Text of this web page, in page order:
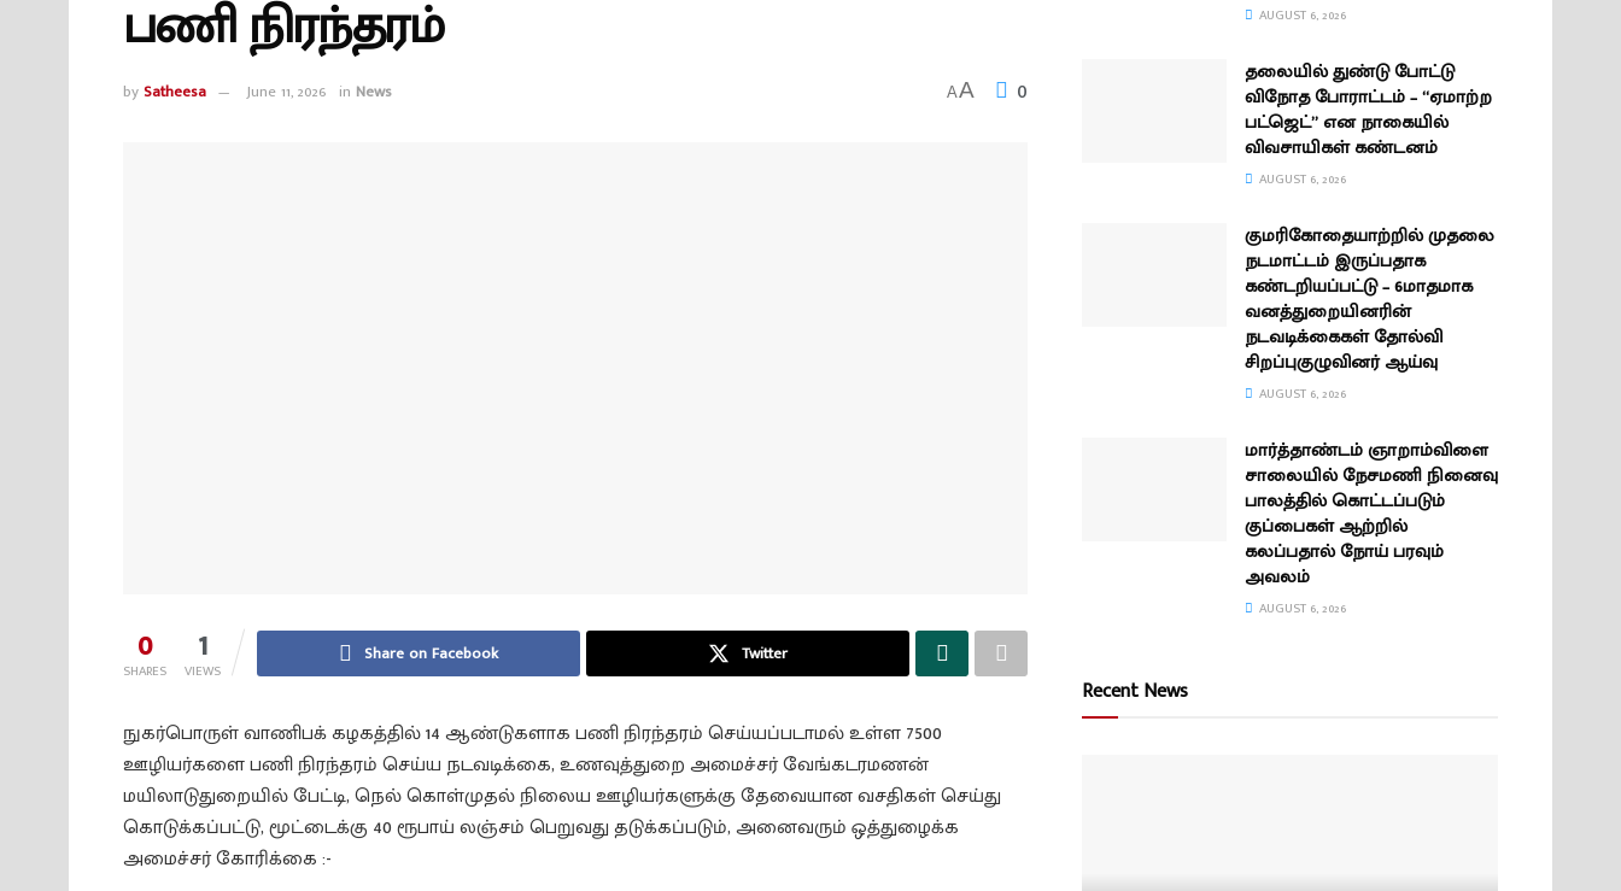
பணி நிரந்தரம்
bySatheesa June 11, 2026 in News AA 0
0
SHARES 1
VIEWS
Share on Facebook Twitter
நுகர்பொருள் வாணிபக் கழகத்தில் 14 ஆண்டுகளாக பணி நிரந்தரம் செய்யப்படாமல் உள்ள 7500
ஊழியர்களை பணி நிரந்தரம் செய்ய நடவடிக்கை, உணவுத்துறை அமைச்சர் வேங்கடரமணன்
மயிலாடுதுறையில் பேட்டி, நெல் கொள்முதல் நிலைய ஊழியர்களுக்கு தேவையான வசதிகள் செய்து
கொடுக்கப்பட்டு, மூட்டைக்கு 40 ரூபாய் லஞ்சம் பெறுவது தடுக்கப்படும், அனைவரும் ஒத்துழைக்க
அமைச்சர் கோரிக்கை :-
AUGUST 6, 2026
தலையில் துண்டு போட்டு
விநோத போராட்டம் – “ஏமாற்ற
பட்ஜெட்” என நாகையில்
விவசாயிகள் கண்டனம்
AUGUST 6, 2026
குமரிகோதையாற்றில் முதலை
நடமாட்டம் இருப்பதாக
கண்டறியப்பட்டு – 6மாதமாக
வனத்துறையினரின்
நடவடிக்கைகள் தோல்வி
சிறப்புகுழுவினர் ஆய்வு
AUGUST 6, 2026
மார்த்தாண்டம் ஞாறாம்விளை
சாலையில் நேசமணி நினைவு
பாலத்தில் கொட்டப்படும்
குப்பைகள் ஆற்றில்
கலப்பதால் நோய் பரவும்
அவலம்
AUGUST 6, 2026
Recent News